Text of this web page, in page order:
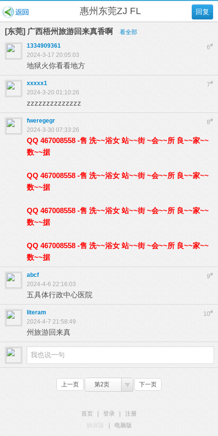
回复
惠州东莞ZJ FL
[东莞] 广西梧州旅游回来真香啊 看全部
6#
1334909361
2024-3-17 20:05:03
地狱火你看看地方
7#
xxxxx1
2024-3-20 01:10:26
zzzzzzzzzzzzzz
8#
fweregegr
2024-3-30 07:33:26
QQ 467008558 -售 洗~~浴女 站~~街 ~会~~所 良~~家~~
数~~据
QQ 467008558 -售 洗~~浴女 站~~街 ~会~~所 良~~家~~
数~~据
QQ 467008558 -售 洗~~浴女 站~~街 ~会~~所 良~~家~~
数~~据
QQ 467008558 -售 洗~~浴女 站~~街 ~会~~所 良~~家~~
数~~据
9#
abcf
2024-4-6 22:16:03
五具体行政中心医院
10#
literam
2024-4-7 21:58:49
州旅游回来真
上一页 第2页 下一页
首页 登录
注册
触屏版
电脑版